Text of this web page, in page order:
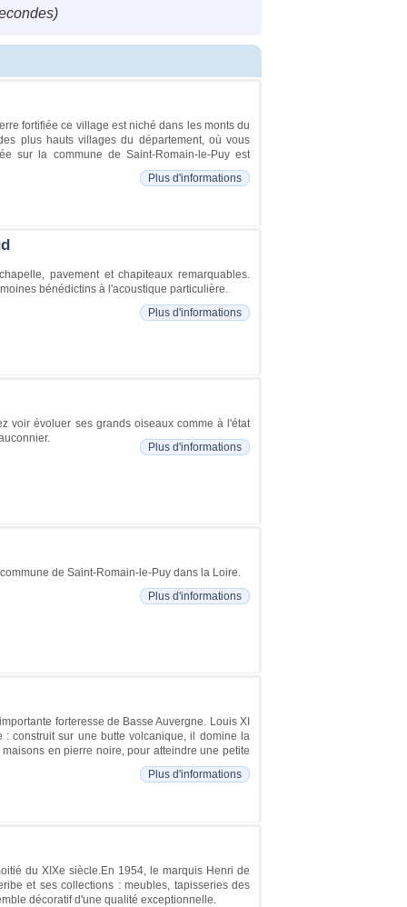
fortifiée ce village est niché dans les monts du
plus hauts villages du département, où vous
sur la commune de Saint-Romain-le-Puy est
Plus d'informations
pavement et chapiteaux remarquables.
bénédictins à l'acoustique particulière.
Plus d'informations
voir évoluer ses grands oiseaux comme à l'état
Plus d'informations
de Saint-Romain-le-Puy dans la Loire.
Plus d'informations
forteresse de Basse Auvergne. Louis XI
construit sur une butte volcanique, il domine la
en pierre noire, pour atteindre une petite
Plus d'informations
du XIXe siècle.En 1954, le marquis Henri de
et ses collections : meubles, tapisseries des
décoratif d'une qualité exceptionnelle.